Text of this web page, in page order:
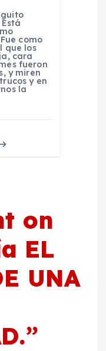
como
que los
cara
fueron
y miren
y en
la
on
EL
UNA
”